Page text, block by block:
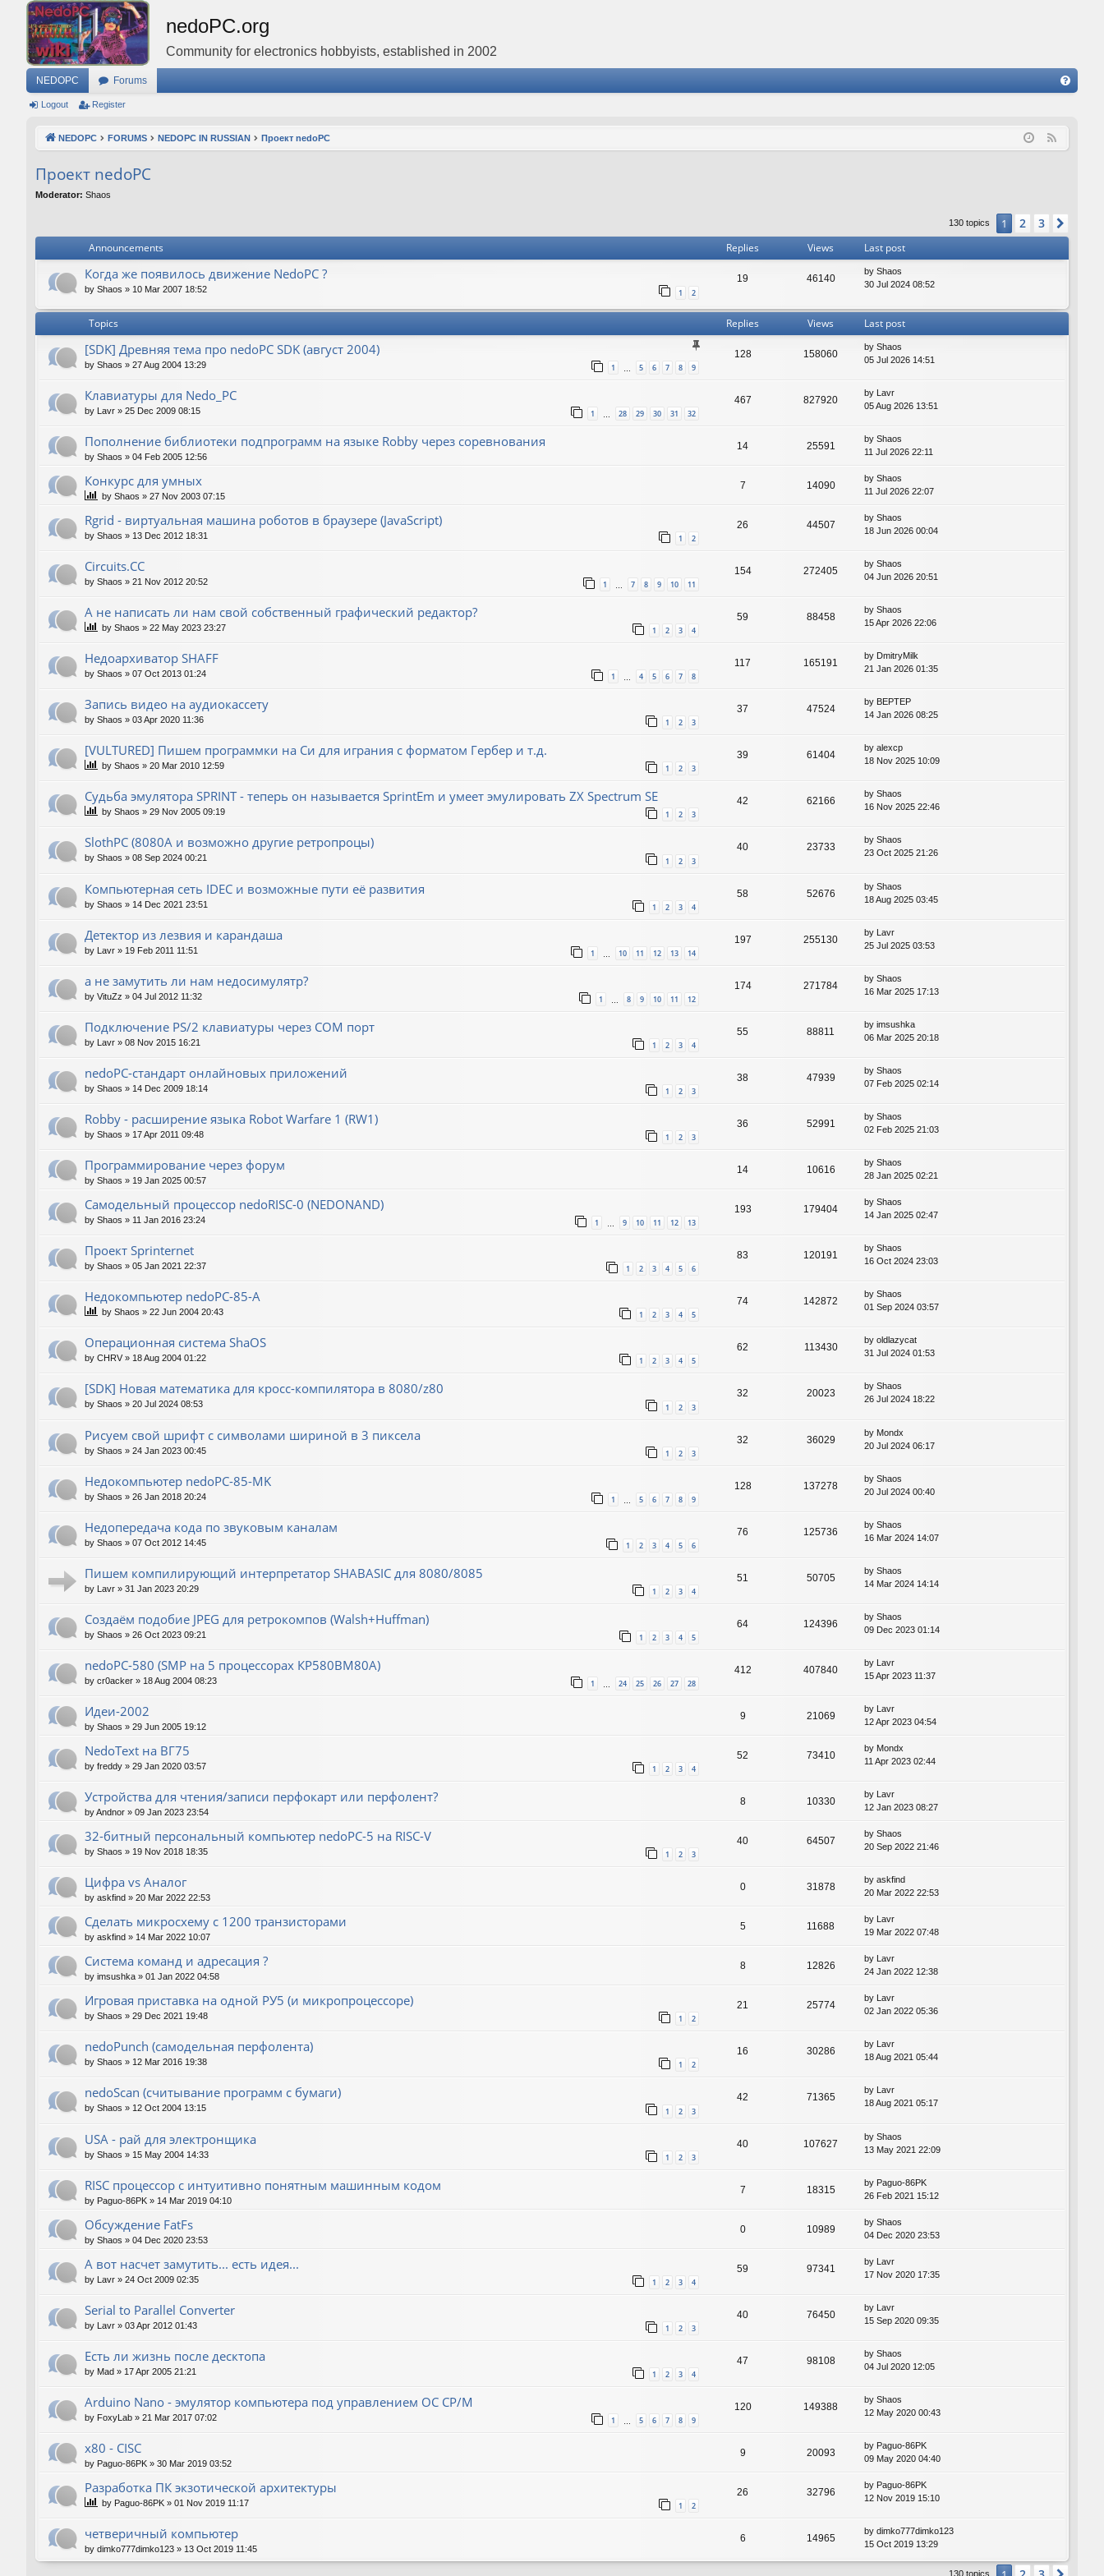
nedoPC.org
Community for electronics hobbyists, established in 2002
NEDOPC Forums
Q
Logout Register
NEDOPC FORUMS NEDOPC IN RUSSIAN Проект nedoPC
Проект nedoPC
Moderator: Shaos
130 topics 1 2 3
Announcements Replies Views Last post
Когда же появилось движение NedoPC ?
by Shaos » 10 Mar 2007 18:52 1 2
19 46140
by Shaos
30 Jul 2024 08:52
Topics Replies Views Last post
[SDK] Древняя тема про nedoPC SDK (август 2004)
by Shaos » 27 Aug 2004 13:29 1 5 6 7 8 9
128 158060
by Shaos
05 Jul 2026 14:51
Клавиатуры для Nedo_PC
by Lavr » 25 Dec 2009 08:15 1 28 29 30 31 32
467 827920
by Lavr
05 Aug 2026 13:51
Пополнение библиотеки подпрограмм на языке Robby через соревнования
by Shaos » 04 Feb 2005 12:56
14 25591
by Shaos
11 Jul 2026 22:11
Конкурс для умных
by Shaos » 27 Nov 2003 07:15
7 14090
by Shaos
11 Jul 2026 22:07
Rgrid - виртуальная машина роботов в браузере (JavaScript)
by Shaos » 13 Dec 2012 18:31 1 2
26 44507
by Shaos
18 Jun 2026 00:04
Circuits.CC
by Shaos » 21 Nov 2012 20:52 1 7 8 9 10 11
154 272405
by Shaos
04 Jun 2026 20:51
А не написать ли нам свой собственный графический редактор?
by Shaos » 22 May 2023 23:27 1 2 3 4
59 88458
by Shaos
15 Apr 2026 22:06
Недоархиватор SHAFF
by Shaos » 07 Oct 2013 01:24 1 … 4 5 6 7 8
117 165191
by DmitryMilk
21 Jan 2026 01:35
Запись видео на аудиокассету
by Shaos » 03 Apr 2020 11:36 1 2 3
37 47524
by BEPTEP
14 Jan 2026 08:25
[VULTURED] Пишем программки на Си для играния с форматом Гербер и т.д.
by Shaos » 20 Mar 2010 12:59 1 2 3
39 61404
by alexcp
18 Nov 2025 10:09
Судьба эмулятора SPRINT - теперь он называется SprintEm и умеет эмулировать ZX Spectrum SE
by Shaos » 29 Nov 2005 09:19 1 2 3
42 62166
by Shaos
16 Nov 2025 22:46
SlothPC (8080A и возможно другие ретропроцы)
by Shaos » 08 Sep 2024 00:21 1 2 3
40 23733
by Shaos
23 Oct 2025 21:26
Компьютерная сеть IDEC и возможные пути её развития
by Shaos » 14 Dec 2021 23:51 1 2 3 4
58 52676
by Shaos
18 Aug 2025 03:45
Детектор из лезвия и карандаша
by Lavr » 19 Feb 2011 11:51 1 10 11 12 13 14
197 255130
by Lavr
25 Jul 2025 03:53
а не замутить ли нам недосимулятр?
by VituZz » 04 Jul 2012 11:32 1 8 9 10 11 12
174 271784
by Shaos
16 Mar 2025 17:13
Подключение PS/2 клавиатуры через COM порт
by Lavr » 08 Nov 2015 16:21 1 2 3 4
55 88811
by imsushka
06 Mar 2025 20:18
nedoPC-стандарт онлайновых приложений
by Shaos » 14 Dec 2009 18:14 1 2 3
38 47939
by Shaos
07 Feb 2025 02:14
Robby - расширение языка Robot Warfare 1 (RW1)
by Shaos » 17 Apr 2011 09:48 1 2 3
36 52991
by Shaos
02 Feb 2025 21:03
Программирование через форум
by Shaos » 19 Jan 2025 00:57
14 10616
by Shaos
28 Jan 2025 02:21
Самодельный процессор nedoRISC-0 (NEDONAND)
by Shaos » 11 Jan 2016 23:24 1 … 9 10 11 12 13
193 179404
by Shaos
14 Jan 2025 02:47
Проект Sprinternet
by Shaos » 05 Jan 2021 22:37 1 2 3 4 5 6
83 120191
by Shaos
16 Oct 2024 23:03
Недокомпьютер nedoPC-85-A
by Shaos » 22 Jun 2004 20:43 1 2 3 4 5
74 142872
by Shaos
01 Sep 2024 03:57
Операционная система ShaOS
by CHRV » 18 Aug 2004 01:22 1 2 3 4 5
62 113430
by oldlazycat
31 Jul 2024 01:53
[SDK] Новая математика для кросс-компилятора в 8080/z80
by Shaos » 20 Jul 2024 08:53 1 2 3
32 20023
by Shaos
26 Jul 2024 18:22
Рисуем свой шрифт с символами шириной в 3 пиксела
by Shaos » 24 Jan 2023 00:45 1 2 3
32 36029
by Mondx
20 Jul 2024 06:17
Недокомпьютер nedoPC-85-MK
by Shaos » 26 Jan 2018 20:24 1 5 6 7 8 9
128 137278
by Shaos
20 Jul 2024 00:40
Недопередача кода по звуковым каналам
by Shaos » 07 Oct 2012 14:45 1 2 3 4 5 6
76 125736
by Shaos
16 Mar 2024 14:07
Пишем компилирующий интерпретатор SHABASIC для 8080/8085
by Lavr » 31 Jan 2023 20:29 1 2 3 4
51 50705
by Shaos
14 Mar 2024 14:14
Создаём подобие JPEG для ретрокомпов (Walsh+Huffman)
by Shaos » 26 Oct 2023 09:21 1 2 3 4 5
64 124396
by Shaos
09 Dec 2023 01:14
nedoPC-580 (SMP на 5 процессорах КР580ВМ80А)
by cr0acker » 18 Aug 2004 08:23 1 … 24 25 26 27 28
412 407840
by Lavr
15 Apr 2023 11:37
Идеи-2002
by Shaos » 29 Jun 2005 19:12
9 21069
by Lavr
12 Apr 2023 04:54
NedoText на ВГ75
by freddy » 29 Jan 2020 03:57 1 2 3 4
52 73410
by Mondx
11 Apr 2023 02:44
Устройства для чтения/записи перфокарт или перфолент?
byAndnor » 09 Jan 2023 23:54
8 10330
by
Lavr
12 Jan 2023 08:27
32-битный персональный компьютер nedoPC-5 на RISC-V
by Shaos » 19 Nov 2018 18:35 1 2 3
40 64507
by Shaos
20 Sep 2022 21:46
Цифра vs Аналог
by askfind » 20 Mar 2022 22:53
0 31878
by askfind
20 Mar 2022 22:53
Сделать микросхему с 1200 транзисторами
by askfind » 14 Mar 2022 10:07
5 11688
by
Lavr
19 Mar 2022 07:48
Система команд и адресация ?
by imsushka » 01 Jan 2022 04:58
8 12826
by
Lavr
24 Jan 2022 12:38
Игровая приставка на одной РУ5 (и микропроцессоре)
by Shaos » 29 Dec 2021 19:48 1 2
21 25774
by
Lavr
02 Jan 2022 05:36
nedoPunch (самодельная перфолента)
by Shaos » 12 Mar 2016 19:38 1 2
16 30286
by
Lavr
18 Aug 2021 05:44
nedoScan (считывание программ с бумаги)
by Shaos » 12 Oct 2004 13:15 1 2 3
42 71365
by Lavr
18 Aug 2021 05:17
USA - рай для электронщика
by Shaos » 15 May 2004 14:33 1 2 3
40 107627
by Shaos
13 May 2021 22:09
RISC процессор с интуитивно понятным машинным кодом
by Paguo-86PK » 14 Mar 2019 04:10
7 18315
by Paguo-86PK
26 Feb 2021 15:12
Обсуждение FatFs
by Shaos » 04 Dec 2020 23:53
0 10989
by Shaos
04 Dec 2020 23:53
А вот насчет замутить... есть идея...
by Lavr » 24 Oct 2009 02:35 1 2 3 4
59 97341
by Lavr
17 Nov 2020 17:35
Serial to Parallel Converter
by Lavr » 03 Apr 2012 01:43 1 2 3
40 76450
by Lavr
15 Sep 2020 09:35
Есть ли жизнь после десктопа
by Mad » 17 Apr 2005 21:21 1 2 3 4
47 98108
by Shaos
04 Jul 2020 12:05
Arduino Nano - эмулятор компьютера под управлением ОС CP/M
by FoxyLab » 21 Mar 2017 07:02 1 … 5 6 7 8 9
120 149388
by Shaos
12 May 2020 00:43
x80 - CISC
by Paguo-86PK » 30 Mar 2019 03:52
9 20093
by Paguo-86PK
09 May 2020 04:40
Разработка ПК экзотической архитектуры
by Paguo-86PK » 01 Nov 2019 11:17 1 2
26 32796
by Paguo-86PK
12 Nov 2019 15:10
четверичный компьютер
by dimko777dimko123 » 13 Oct 2019 11:45
6 14965
by dimko777dimko123
15 Oct 2019 13:29
130 topics